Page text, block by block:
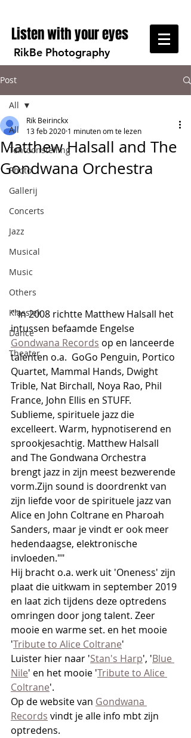
Listen with your eyes
RikBe Photography
Post
All
Tentoonstelling
Photo
Gallerij
Concerts
Jazz
Musical
Music
Others
Klassiek
Dance
Theater
All
Matthew Halsall and The
Gondwana Orchestra
Rik Beirinckx
13 feb 2020 1 minuten om te lezen
""In 2008 richtte Matthew Halsall het
intussen befaamde Engelse
Gondwana Records op en lanceerde
talenten o.a.  GoGo Penguin, Portico
Quartet, Mammal Hands, Dwight
Trible, Nat Birchall, Noya Rao, Phil
France, John Ellis en STUFF.
Sublieme, spirituele jazz die
excelleert. Warm, hypnotiserend en
sprookjesachtig. Matthew Halsall
and The Gondwana Orchestra
brengt jazz in zijn meest bezwerende
vorm.Zijn sound is doordrenkt van
zijn liefde voor de spirituele jazz van
Alice en John Coltrane en Pharoah
Sanders, maar je vindt er ook meer
hedendaagse, elektronische
invloeden.""
Hij bracht o.a. werk uit 'Oneness' zijn
plaat die uitkwam in september 2019
en laat zich tijdens deze optredens
omringen door jong talent. Zeer
mooie en warme set. en het mooie
'Tribute to Alice Coltrane'
Luister hier naar 'Stan's Harp', 'Blue
Nile' en het mooie 'Tribute to Alice
Coltrane'.
Op de website van Gondwana
Records vindt je alle info mbt zijn
optredens.